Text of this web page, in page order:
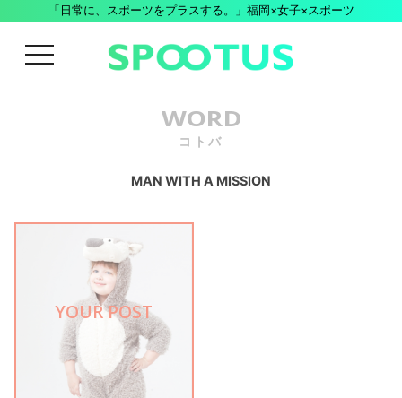
「日常に、スポーツをプラスする。」福岡×女子×スポーツ
menu
WORD
コトバ
MAN WITH A MISSION
YOUR POST